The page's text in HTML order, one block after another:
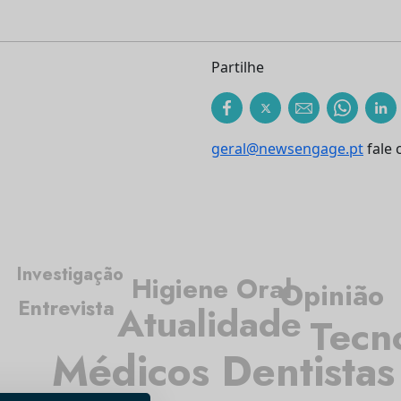
Partilhe
geral@newsengage.ptfale
Atualidade
Médicos Dentistas
Higiene Oral
Entrevista Opinião
Investigação